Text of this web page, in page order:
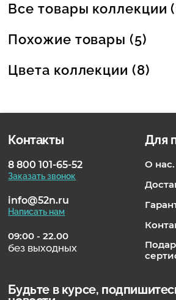
Все товары коллекции
Похожие товары (5)
Цвета коллекции (8)
Контакты
8 800 101-65-52
Заказать звонок
info@52n.ru
Написать нам
09:00 - 22.00
без выходных
Для
О нас.
Будьте в курсе,